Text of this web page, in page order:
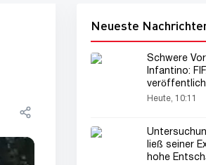
Neueste
Schwere
Infantino:
Erklärung
Heute, 10:11
ließ seiner
hohe